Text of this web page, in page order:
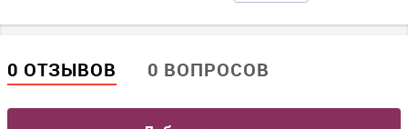
0 ОТЗЫВОВ 0 ВОПРОСОВ